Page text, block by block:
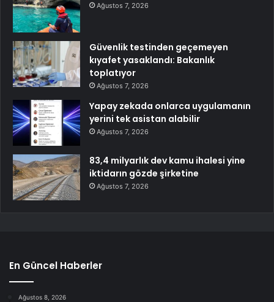
Ağustos 7, 2026
Güvenlik testinden geçemeyen
kıyafet yasaklandı: Bakanlık
toplatıyor
Ağustos 7, 2026
Yapay zekada onlarca uygulamanın
yerini tek asistan alabilir
Ağustos 7, 2026
83,4 milyarlık dev kamu ihalesi yine
iktidarın gözde şirketine
Ağustos 7, 2026
En Güncel Haberler
Ağustos 8, 2026